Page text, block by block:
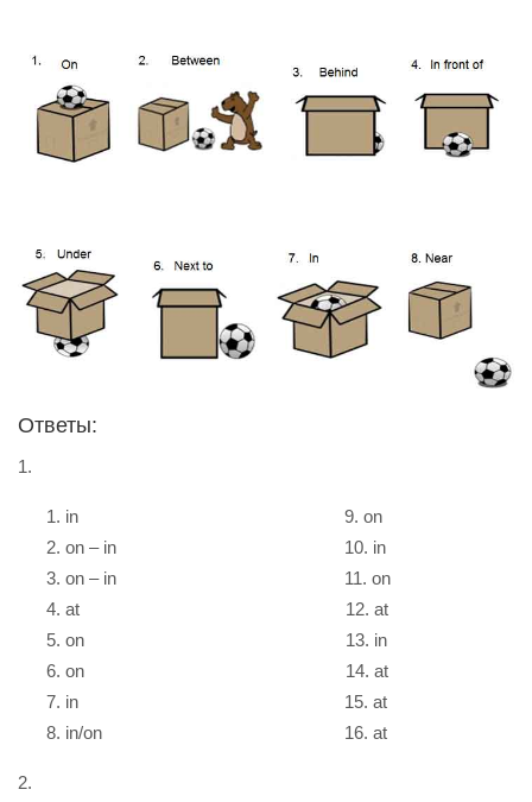
Ответы:
1.
in 9. on
on – in 10. in
on – in 11. on
at 12. at
on 13. in
on 14. at
in 15. at
in/on 16. аt
2.